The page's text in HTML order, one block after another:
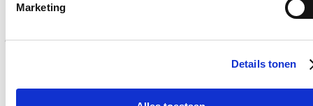
Marketing
Details tonen
Een voorbeeldfunctie: Verander de wereld, begin bij